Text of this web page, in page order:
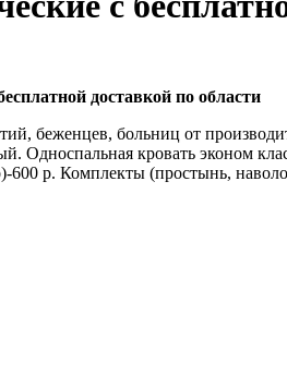
доставкой по области
беженцев, больниц от
Односпальная кровать эконом
р. Комплекты (простынь,